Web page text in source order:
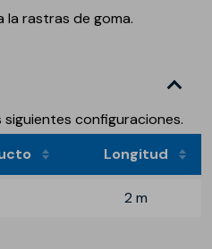
la rastras de goma.
configuraciones.
Longitud
2 m